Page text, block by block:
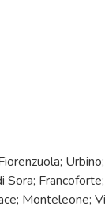
Monteleone;